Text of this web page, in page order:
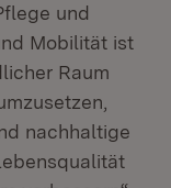
und
Mobilität ist
Raum
nachhaltige